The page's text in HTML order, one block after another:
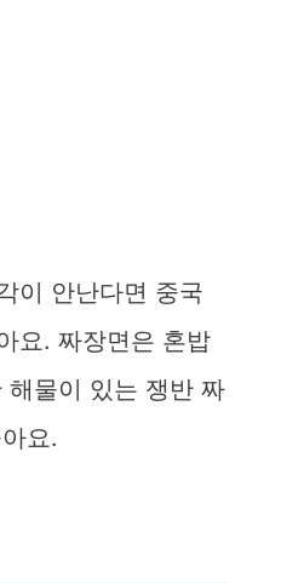
이 안난다면 중국
요. 짜장면은 혼밥
해물이 있는 쟁반 짜
요.